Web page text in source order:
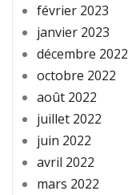
février 2023
janvier 2023
décembre 2022
octobre 2022
août 2022
juillet 2022
juin 2022
avril 2022
mars 2022